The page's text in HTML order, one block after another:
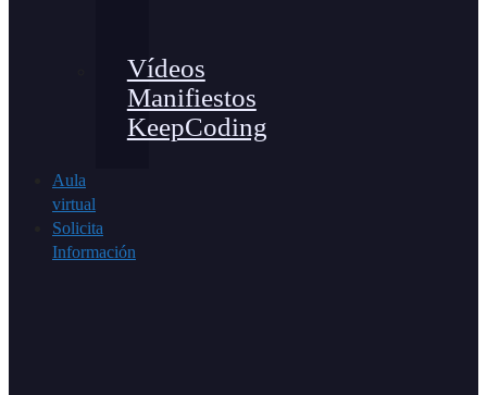
Vídeos
Manifiestos
KeepCoding
Aula
virtual
Solicita
Información